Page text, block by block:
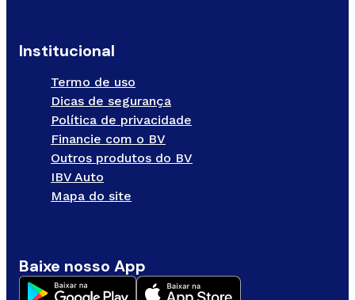
Institucional
Termo de uso
Dicas de segurança
Política de privacidade
Financie com o BV
Outros produtos do BV
IBV Auto
Mapa do site
Baixe nosso App